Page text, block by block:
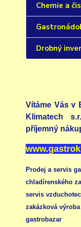
Chemie a
Drobný
Vítáme Vás v
Klimatech
příjemný
Prodej a servis
chladírenského
servis
zakázková
gastrobazar